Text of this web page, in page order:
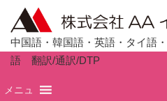
中国語・韓国語・英語・タイ語
語 翻訳/通訳/DTP
メニュホームTOP